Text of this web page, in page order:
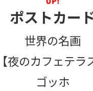
ポストカー
世界の名画
【夜のカフェテラ
ゴッホ